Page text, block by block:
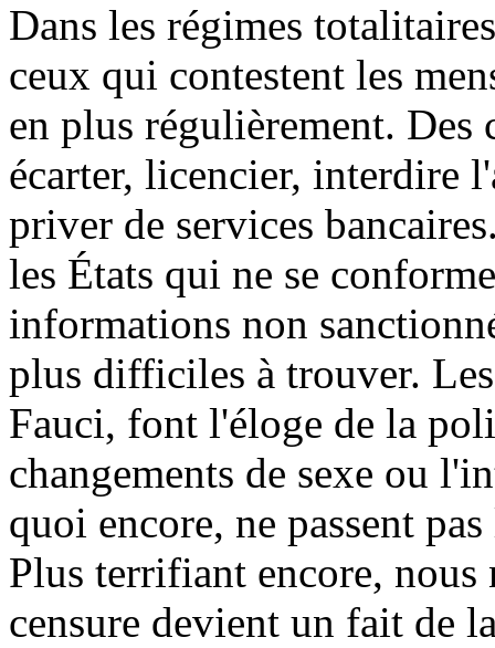
Dans les régimes
ceux qui contestent les
en plus régulièrement. Des
écarter, licencier, interdire
priver de services
les États qui ne se
informations non
plus difficiles à trouver.
Fauci, font l'éloge de la
changements de sexe ou
quoi encore, ne passent
Plus terrifiant encore, nous
censure devient un fait de